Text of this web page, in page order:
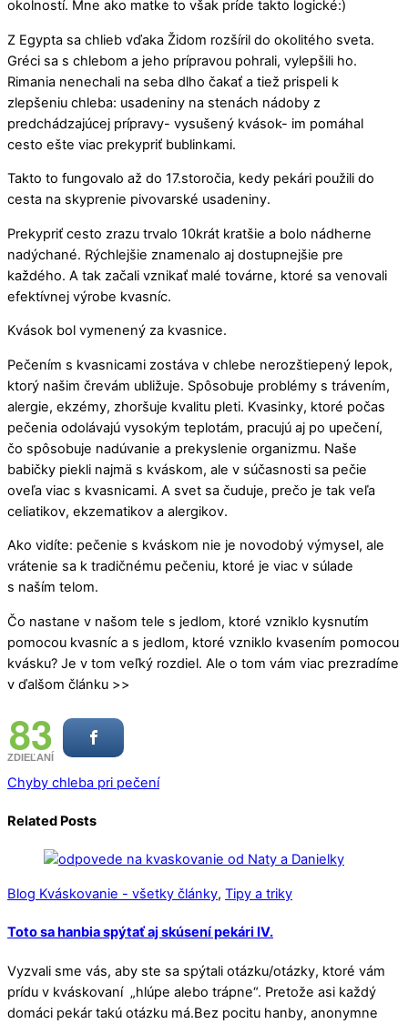
okolností. Mne ako matke to však príde takto logické:)
Z Egypta sa chlieb vďaka Židom rozšíril do okolitého sveta.
Gréci sa s chlebom a jeho prípravou pohrali, vylepšili ho.
Rimania nenechali na seba dlho čakať a tiež prispeli k
zlepšeniu chleba: usadeniny na stenách nádoby z
predchádzajúcej prípravy- vysušený kvások- im pomáhal
cesto ešte viac prekypriť bublinkami.
Takto to fungovalo až do 17.storočia, kedy pekári použili do
cesta na skyprenie pivovarské usadeniny.
Prekypriť cesto zrazu trvalo 10krát kratšie a bolo nádherne
nadýchané. Rýchlejšie znamenalo aj dostupnejšie pre
každého. A tak začali vznikať malé továrne, ktoré sa venovali
efektívnej výrobe kvasníc.
Kvások bol vymenený za kvasnice.
Pečením s kvasnicami zostáva v chlebe nerozštiepený lepok,
ktorý našim črevám ubližuje. Spôsobuje problémy s trávením,
alergie, ekzémy, zhoršuje kvalitu pleti. Kvasinky, ktoré počas
pečenia odolávajú vysokým teplotám, pracujú aj po upečení,
čo spôsobuje nadúvanie a prekyslenie organizmu. Naše
babičky piekli najmä s kváskom, ale v súčasnosti sa pečie
oveľa viac s kvasnicami. A svet sa čuduje, prečo je tak veľa
celiatikov, ekzematikov a alergikov.
Ako vidíte: pečenie s kváskom nie je novodobý výmysel, ale
vrátenie sa k tradičnému pečeniu, ktoré je viac v súlade
s naším telom.
Čo nastane v našom tele s jedlom, ktoré vzniklo kysnutím
pomocou kvasníc a s jedlom, ktoré vzniklo kvasením pomocou
kvásku? Je v tom veľký rozdiel. Ale o tom vám viac prezradíme
v ďalšom článku >>
83
ZDIEĽANÍ
Chyby chleba pri pečení
Related Posts
Blog Kváskovanie - všetky články, Tipy a triky
Toto sa hanbia spýtať aj skúsení pekári IV.
Vyzvali sme vás, aby ste sa spýtali otázku/otázky, ktoré vám
prídu v kváskovaní „hlúpe alebo trápne“. Pretože asi každý
domáci pekár takú otázku má.Bez pocitu hanby, anonymne